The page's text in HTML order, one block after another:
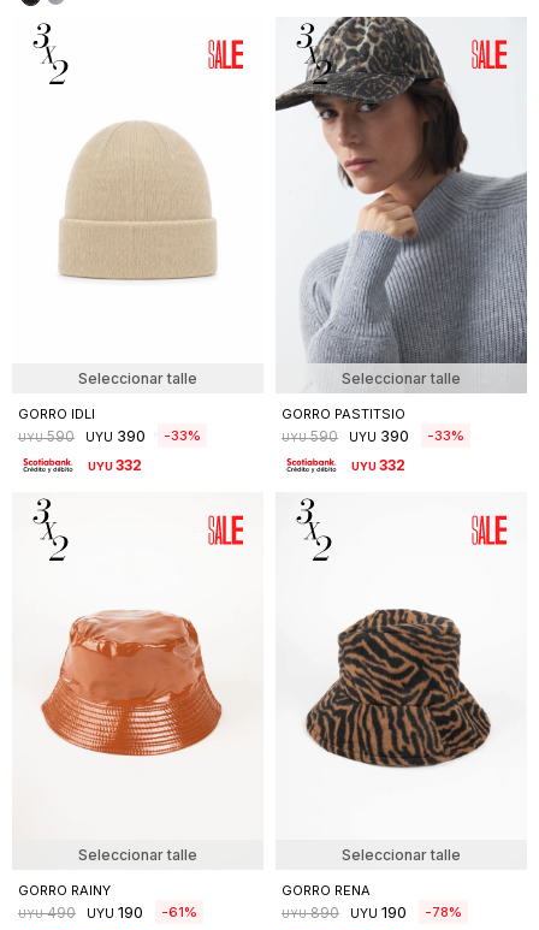
Seleccionar talle
GORRO IDLI
UYU 590 UYU 390 33
UYU332
Seleccionar talle
GORRO PASTITSIO
UYU 590 UYU 390 33
UYU332
Seleccionar talle
GORRO RAINY
UYU 490 UYU 190 61
Seleccionar talle
GORRO RENA
UYU 890 UYU 190 78